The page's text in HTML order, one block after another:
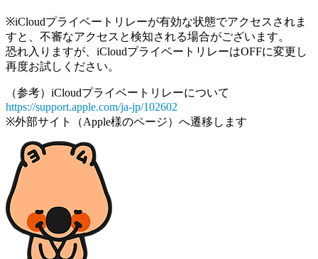
※iCloudプライベートリレーが有効な状態でアクセスされま
すと、不審なアクセスと検知される場合がございます。
恐れ入りますが、iCloudプライベートリレーはOFFに変更し
再度お試しください。
（参考）iCloudプライベートリレーについて
https://support.apple.com/ja-jp/102602
※外部サイト（Apple様のページ）へ遷移します